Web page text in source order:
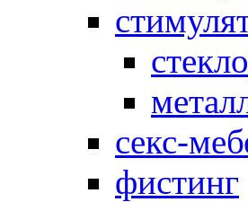
стекло
секс-
фистинг